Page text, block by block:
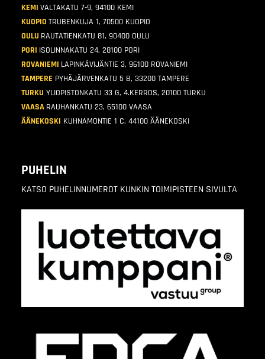
KEMI VALTAKATU 7-9, 94100 KEMI
KUOPIO TRUBENKUJA 1, 70500 KUOPIO
OULU RAUTATIENKATU 81, 90400 OULU
PORI ISOLINNAKATU 24, 28100 PORI
ROVANIEMI LAPINKÄVIJÄNTIE 3, 96100 ROVANIEMI
TAMPERE PYHÄJÄRVENKATU 5 B, 33200 TAMPERE
TURKU YLIOPISTONKATU 33 G, 4.KERROS, 20100 TURKU
VAASA RAUHANKATU 23, 65100 VAASA
ÄÄNEKOSKI KUHNAMONTIE 1 C, 44100 ÄÄNEKOSKI
PUHELIN
KATSO PUHELINNUMEROT KUNKIN TOIMIPISTEEN SIVULTA